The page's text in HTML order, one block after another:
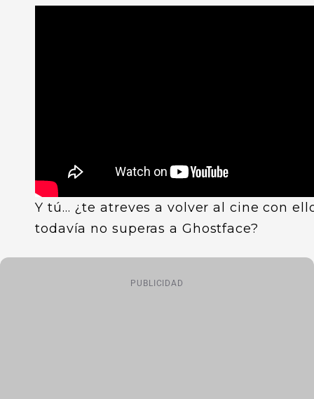
Y tú… ¿te atreves a volver al cine con
todavía no superas a Ghostface?
PUBLICIDAD